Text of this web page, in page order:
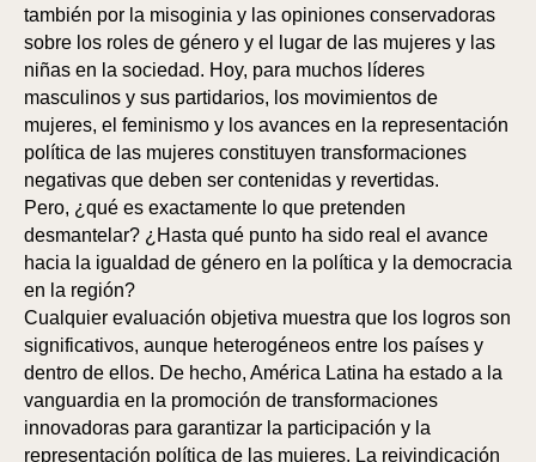
también por la misoginia y las opiniones conservadoras
sobre los roles de género y el lugar de las mujeres y las
niñas en la sociedad. Hoy, para muchos líderes
masculinos y sus partidarios, los movimientos de
mujeres, el feminismo y los avances en la representación
política de las mujeres constituyen transformaciones
negativas que deben ser contenidas y revertidas.
Pero, ¿qué es exactamente lo que pretenden
desmantelar? ¿Hasta qué punto ha sido real el avance
hacia la igualdad de género en la política y la democracia
en la región?
Cualquier evaluación objetiva muestra que los logros son
significativos, aunque heterogéneos entre los países y
dentro de ellos. De hecho, América Latina ha estado a la
vanguardia en la promoción de transformaciones
innovadoras para garantizar la participación y la
representación política de las mujeres. La reivindicación